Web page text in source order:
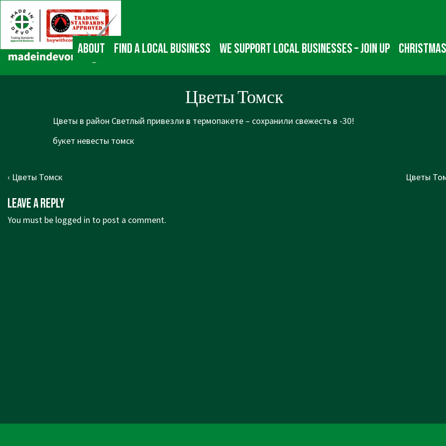
Skip
Main
Content
Main
Navigation
About Find a local business We Support Local Businesses – Join up
Цветы Томск
Цветы в район Светлый привезли в термопакете – сохранили свежесть в -30!
букет невесты томск
Post
Previous
is
‹ Цветы Томск
Next
Цветы
Leave a Reply
You must be logged in to post a comment.